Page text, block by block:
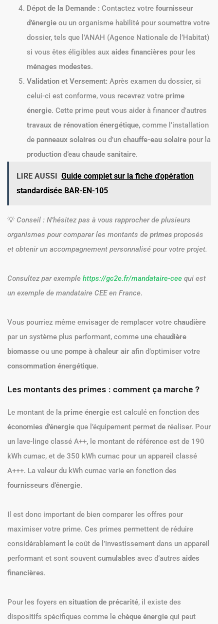
Dépot de la Demande : Contactez votre fournisseur
d’énergie ou un organisme habilité pour soumettre votre
dossier, tels que l’ANAH (Agence Nationale de l’Habitat)
si vous êtes éligibles aux aides financières pour les
ménages modestes.
Validation et Versement: Après examen du dossier, si
celui-ci est conforme, vous recevrez votre prime
énergie. Cette prime peut vous aider à financer d’autres
travaux de rénovation énergétique, comme l’installation
de panneaux solaires ou d’un chauffe-eau solaire pour la
production d’eau chaude sanitaire.
LIRE AUSSI
Guide complet sur la fiche d'opération
standardisée BAR-EN-105
💡 Conseil : N’hésitez pas à vous rapprocher de plusieurs
organismes pour comparer les montants de primes proposés
et obtenir un accompagnement personnalisé pour votre projet.
Consultez par exemple https://gc2e.fr/mandataire-cee qui est
un exemple de mandataire CEE en France.
Vous pourriez même envisager de remplacer votre chaudière
par un système plus performant, comme une chaudière
biomasse ou une pompe à chaleur air afin d’optimiser votre
consommation énergétique.
Les montants des primes : comment ça marche ?
Le montant de la prime énergie est calculé en fonction des
économies d’énergie que l’équipement permet de réaliser. Pour
un lave-linge classé A++, le montant de référence est de 190
kWh cumac, et de 350 kWh cumac pour un appareil classé
A+++. La valeur du kWh cumac varie en fonction des
fournisseurs d’énergie.
Il est donc important de bien comparer les offres pour
maximiser votre prime. Ces primes permettent de réduire
considérablement le coût de l’investissement dans un appareil
performant et sont souvent cumulables avec d’autres aides
financières.
Pour les foyers en situation de précarité, il existe des
dispositifs spécifiques comme le chèque énergie qui peut